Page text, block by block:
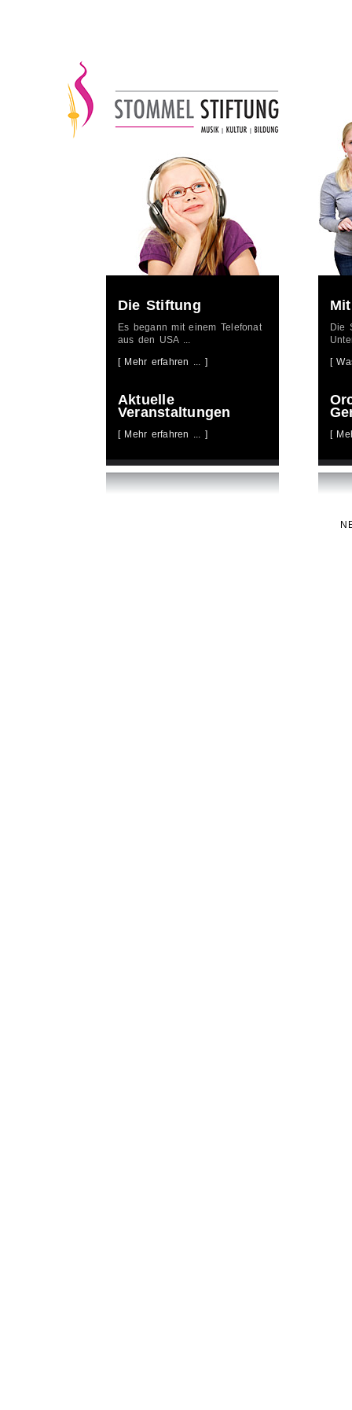
Die Stiftung
Es begann mit einem Telefonat
aus den USA ...
[ Mehr erfahren ... ]
Aktuelle
Veranstaltungen
[ Mehr erfahren ... ]
Die
[
[